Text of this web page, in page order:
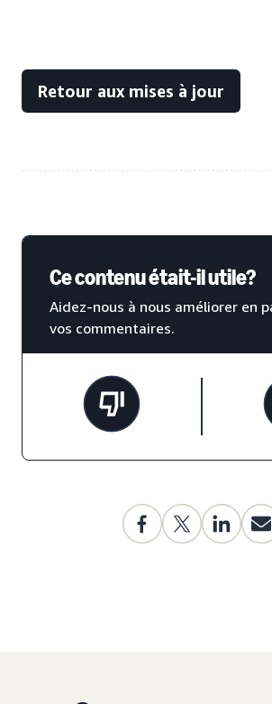
Retour aux mises à jour
Ce contenu était-il utile?
Aidez-nous à nous améliorer en
vos commentaires.